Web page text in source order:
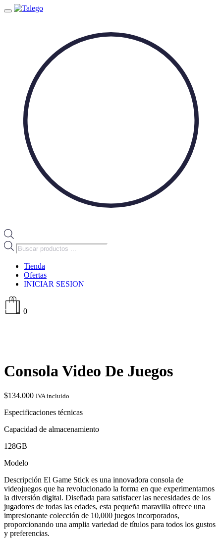
Búsqueda
de
productos
Tienda
Ofertas
INICIAR SESION
0
Consola Video De Juegos
$134.000 IVA incluido
Especificaciones técnicas
Capacidad de almacenamiento
128GB
Modelo
Descripción El Game Stick es una innovadora consola de
videojuegos que ha revolucionado la forma en que experimentamos
la diversión digital. Diseñada para satisfacer las necesidades de los
jugadores de todas las edades, esta pequeña maravilla ofrece una
impresionante colección de 10,000 juegos incorporados,
proporcionando una amplia variedad de títulos para todos los gustos
y preferencias.